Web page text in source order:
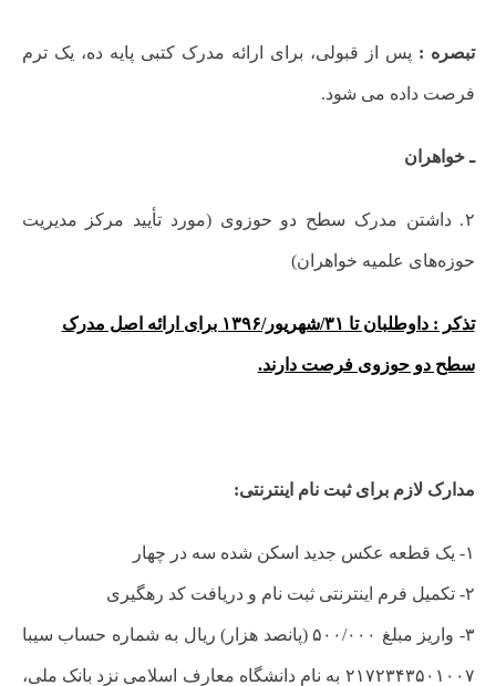
تبصره : پس از قبولی، برای ارائه مدرک کتبی پایه ده، یک ترم
فرصت داده می شود.
ـ خواهران
۲. داشتن مدرک سطح دو حوزوی (مورد تأیید مرکز مدیریت
حوزه‌های علمیه خواهران)
تذکر : داوطلبان تا ۳۱/شهریور/۱۳۹۶ برای ارائه اصل مدرک
سطح دو حوزوی فرصت دارند.
مدارک لازم برای ثبت نام اینترنتی:
۱- یک قطعه عکس جدید اسکن شده سه در چهار
۲- تکمیل فرم اینترنتی ثبت نام و دریافت کد رهگیری
۳- واریز مبلغ ۵۰۰/۰۰۰ (پانصد هزار) ریال به شماره حساب سیبا
۲۱۷۲۳۴۳۵۰۱۰۰۷ به نام دانشگاه معارف اسلامی نزد بانک ملی،